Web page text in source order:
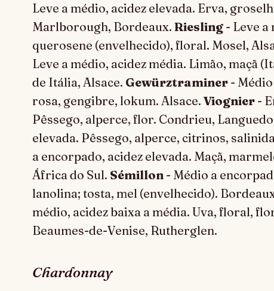
Leve a médio, acidez elevada. Erva,
Marlborough, Bordeaux. Riesling - Leve a
querosene (envelhecido), floral. Mosel,
Leve a médio, acidez média. Limão, maçã
de Itália, Alsace. Gewürztraminer -
rosa, gengibre, lokum. Alsace. Viognier -
Pêssego, alperce, flor. Condrieu,
elevada. Pêssego, alperce, citrinos,
a encorpado, acidez elevada. Maçã,
África do Sul. Sémillon - Médio a
lanolina; tosta, mel (envelhecido).
médio, acidez baixa a média. Uva, floral,
Beaumes-de-Venise, Rutherglen.
Chardonnay